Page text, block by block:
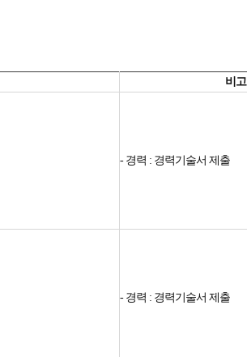
비고
- 경력 : 경력기술서 제출
- 경력 : 경력기술서 제출